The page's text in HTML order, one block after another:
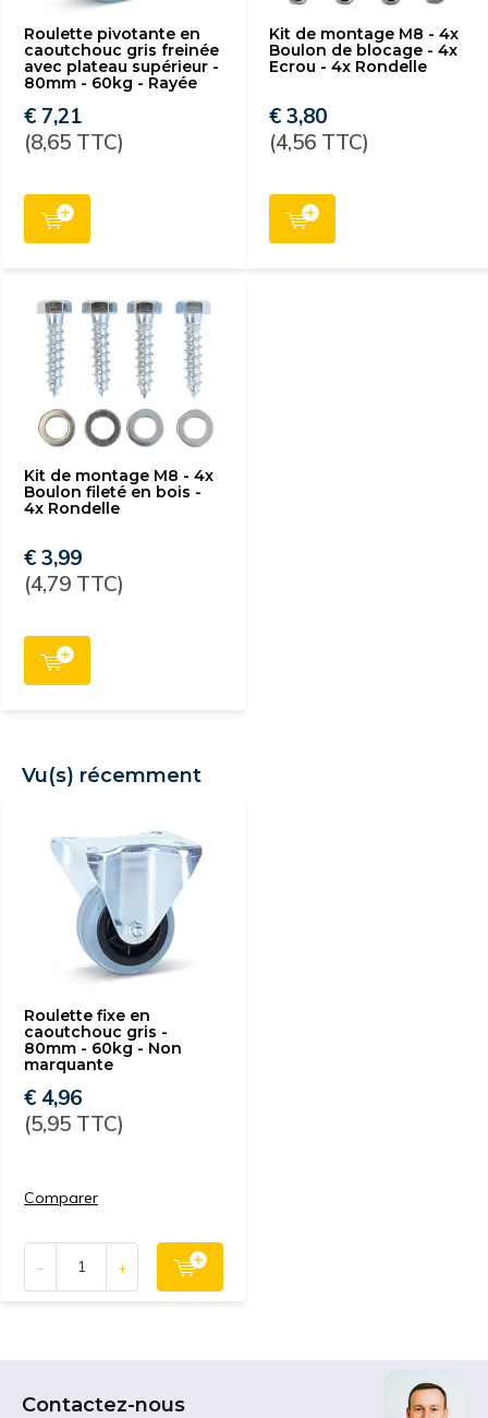
Roulette pivotante en
caoutchouc gris freinée
avec plateau supérieur -
80mm - 60kg - Rayée
€ 7,21
(8,65 TTC)
Kit de montage M8 - 4x
Boulon de blocage - 4x
Ecrou - 4x Rondelle
€ 3,80
(4,56 TTC)
Kit de montage M8 - 4x
Boulon fileté en bois -
4x Rondelle
€ 3,99
(4,79 TTC)
Vu(s) récemment
Roulette fixe en
caoutchouc gris -
80mm - 60kg - Non
marquante
€ 4,96
(5,95 TTC)
Comparer
- +
Contactez-nous